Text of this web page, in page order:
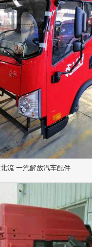
北流 一汽解放汽车配件